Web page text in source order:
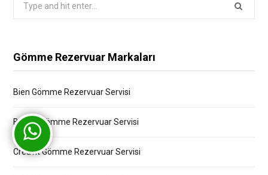
Gömme Rezervuar Markaları
Bien Gömme Rezervuar Servisi
Bocchi Gömme Rezervuar Servisi
Creavit Gömme Rezervuar Servisi